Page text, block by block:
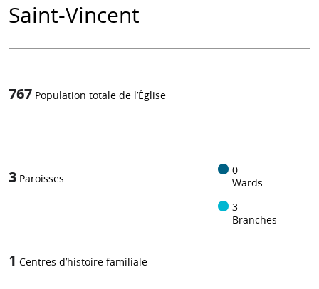
Saint-Vincent
767 Population totale de l’Église
3 Paroisses
0
Wards
3
Branches
1 Centres d’histoire familiale